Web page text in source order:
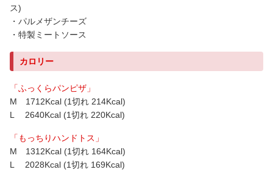
ス)
・パルメザンチーズ
・特製ミートソース
カロリー
「ふっくらパンピザ」
M 1712Kcal (1切れ 214Kcal)
L 2640Kcal (1切れ 220Kcal)
「もっちりハンドトス」
M 1312Kcal (1切れ 164Kcal)
L 2028Kcal (1切れ 169Kcal)